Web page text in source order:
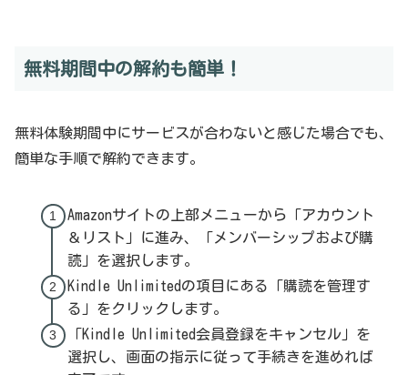
無料期間中の解約も簡単！
無料体験期間中にサービスが合わないと感じた場合でも、
簡単な手順で解約できます。
Amazonサイトの上部メニューから「アカウント
＆リスト」に進み、「メンバーシップおよび購
読」を選択します。
Kindle Unlimitedの項目にある「購読を管理す
る」をクリックします。
「Kindle Unlimited会員登録をキャンセル」を
選択し、画面の指示に従って手続きを進めれば